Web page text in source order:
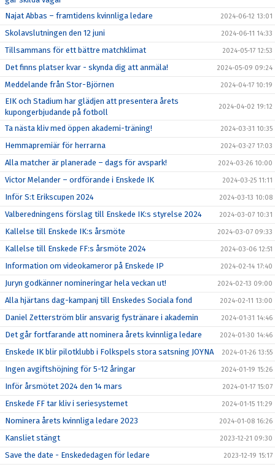
Najat Abbas – framtidens kvinnliga ledare 2024-06-12 13:01
Skolavslutningen den 12 juni 2024-06-11 14:33
Tillsammans för ett bättre matchklimat 2024-05-17 12:53
Det finns platser kvar - skynda dig att anmäla! 2024-05-09 09:24
Meddelande från Stor-Björnen 2024-04-17 10:19
EIK och Stadium har glädjen att presentera årets
kupongerbjudande på fotboll
2024-04-02 19:12
Ta nästa kliv med öppen akademi-träning! 2024-03-31 10:35
Hemmapremiär för herrarna 2024-03-27 17:03
Alla matcher är planerade – dags för avspark! 2024-03-26 10:00
Victor Melander – ordförande i Enskede IK 2024-03-25 11:11
Inför S:t Erikscupen 2024 2024-03-13 10:08
Valberedningens förslag till Enskede IK:s styrelse 2024 2024-03-07 10:31
Kallelse till Enskede IK:s årsmöte 2024-03-07 09:33
Kallelse till Enskede FF:s årsmöte 2024 2024-03-06 12:51
Information om videokameror på Enskede IP 2024-02-14 17:40
Juryn godkänner nomineringar hela veckan ut! 2024-02-13 09:00
Alla hjärtans dag-kampanj till Enskedes Sociala fond 2024-02-11 13:00
Daniel Zetterström blir ansvarig fystränare i akademin 2024-01-31 14:46
Det går fortfarande att nominera årets kvinnliga ledare 2024-01-30 14:46
Enskede IK blir pilotklubb i Folkspels stora satsning JOYNA 2024-01-26 13:55
Ingen avgiftshöjning för 5-12 åringar 2024-01-19 15:26
Inför årsmötet 2024 den 14 mars 2024-01-17 15:07
Enskede FF tar kliv i seriesystemet 2024-01-15 11:29
Nominera årets kvinnliga ledare 2023 2024-01-08 16:26
Kansliet stängt 2023-12-21 09:30
Save the date - Enskededagen för ledare 2023-12-19 15:17